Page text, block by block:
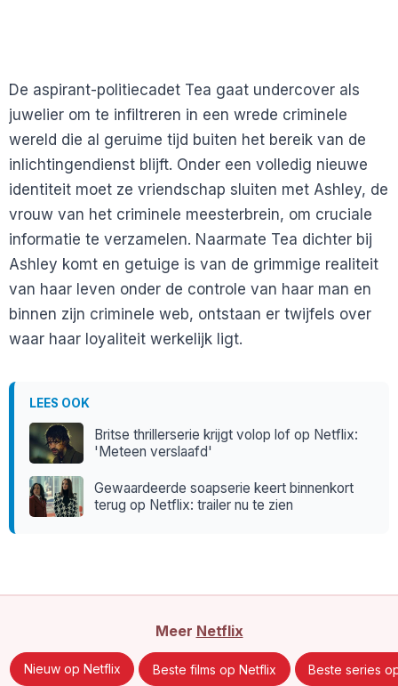
De aspirant-politiecadet Tea gaat undercover als
juwelier om te infiltreren in een wrede criminele
wereld die al geruime tijd buiten het bereik van de
inlichtingendienst blijft. Onder een volledig nieuwe
identiteit moet ze vriendschap sluiten met Ashley, de
vrouw van het criminele meesterbrein, om cruciale
informatie te verzamelen. Naarmate Tea dichter bij
Ashley komt en getuige is van de grimmige realiteit
van haar leven onder de controle van haar man en
binnen zijn criminele web, ontstaan er twijfels over
waar haar loyaliteit werkelijk ligt.
LEES OOK
Britse thrillerserie krijgt volop lof op Netflix:
'Meteen verslaafd'
Gewaardeerde soapserie keert binnenkort
terug op Netflix: trailer nu te zien
Meer Netflix
Nieuw op Netflix Beste films op Netflix Beste series